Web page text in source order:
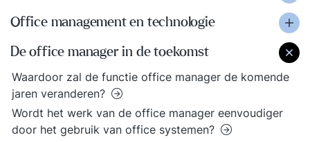
Office management en technologie
De office manager in de toekomst
Waardoor zal de functie office manager de komende
jaren veranderen?
Wordt het werk van de office manager eenvoudiger
door het gebruik van office systemen?